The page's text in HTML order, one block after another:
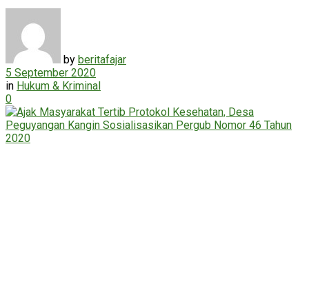
by beritafajar
5 September 2020
in Hukum & Kriminal
0